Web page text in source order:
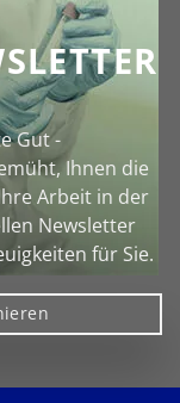
Gut -
Ihnen die
Arbeit in der
Newsletter
für Sie.